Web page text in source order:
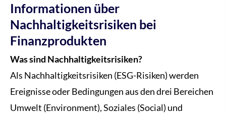
Informationen über
Nachhaltigkeitsrisiken bei
Finanzprodukten
Was sind Nachhaltigkeitsrisiken?
Als Nachhaltigkeitsrisiken (ESG-Risiken) werden
Ereignisse oder Bedingungen aus den drei Bereichen
Umwelt (Environment), Soziales (Social) und